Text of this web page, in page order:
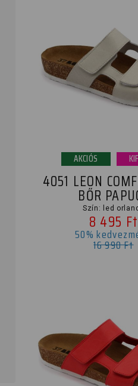
AKCIÓS
4051 LEON
BŐR
Szín: led
8 495 Ft
50%
16 990 Ft